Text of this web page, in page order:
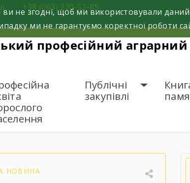
+38 (063) 220-52-85
професійний аграрний
Публічні
закупівлі
державна кваліфікаційна атестація
НОВИНА
не згодні, щоб ми використовували
ми не гарантуємо коректної роботи